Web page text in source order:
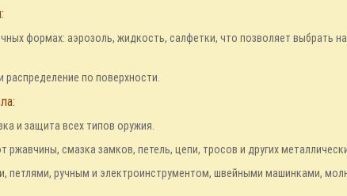
формах: аэрозоль, жидкость, салфетки, что позволяет выбрать
распределение по поверхности.
и защита всех типов оружия.
ржавчины, смазка замков, петель, цепи, тросов и других
петлями, ручным и электроинструментом, швейными машинками,